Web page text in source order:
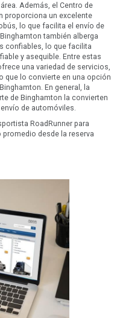
Además, el Centro de
proporciona un excelente
lo que facilita el envío de
también alberga
confiables, lo que facilita
y asequible. Entre estas
una variedad de servicios,
que lo convierte en una opción
En general, la
de Binghamton la convierten
de automóviles.
RoadRunner para
desde la reserva